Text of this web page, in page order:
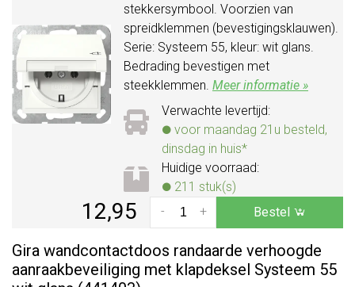
stekkersymbool. Voorzien van
spreidklemmen (bevestigingsklauwen).
Serie: Systeem 55, kleur: wit glans.
Bedrading bevestigen met
steekklemmen. Meer informatie »
Verwachte levertijd:
voor maandag 21u besteld,
dinsdag in huis*
Huidige voorraad:
211 stuk(s)
12,95 +
- Bestel
Gira wandcontactdoos randaarde verhoogde
aanraakbeveiliging met klapdeksel Systeem 55